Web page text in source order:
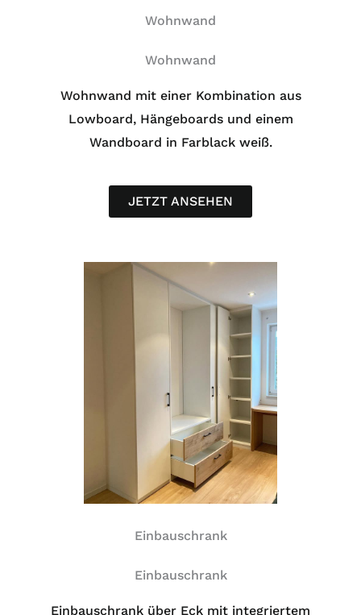
Wohnwand
Wohnwand
Wohnwand mit einer Kombination aus
Lowboard, Hängeboards und einem
Wandboard in Farblack weiß.
JETZT ANSEHEN
Einbauschrank
Einbauschrank
Einbauschrank über Eck mit integriertem